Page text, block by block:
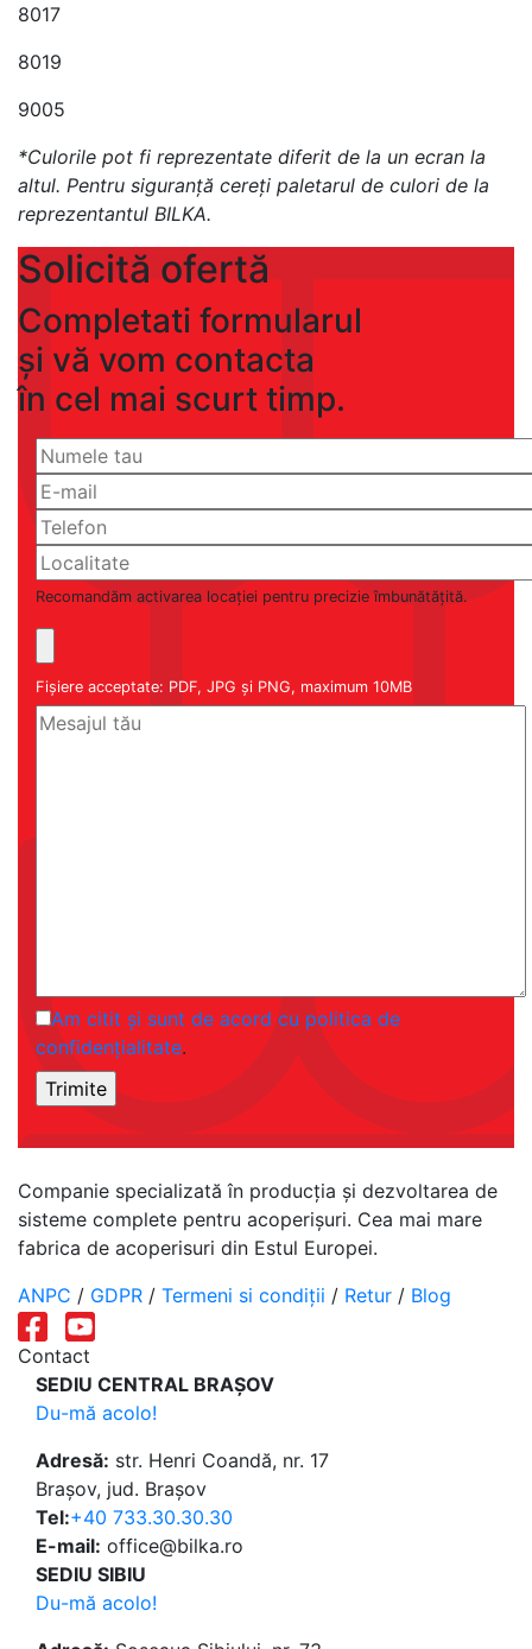
8017
8019
9005
*Culorile pot fi reprezentate diferit de la un ecran la
altul. Pentru siguranţă cereţi paletarul de culori de la
reprezentantul BILKA.
Solicită ofertă
Completati formularul
și vă vom contacta
în cel mai scurt timp.
Recomandăm activarea locației pentru precizie îmbunătățită.
Fișiere acceptate: PDF, JPG și PNG, maximum 10MB
Am citit și sunt de acord cu politica de
confidențialitate.
Companie specializată în producția și dezvoltarea de
sisteme complete pentru acoperișuri. Cea mai mare
fabrica de acoperisuri din Estul Europei.
ANPC / GDPR / Termeni si condiții / Retur / Blog
Contact
SEDIU CENTRAL BRAȘOV
Du-mă acolo!
Adresă: str. Henri Coandă, nr. 17
Brașov, jud. Brașov
Tel:+40 733.30.30.30
E-mail: office@bilka.ro
SEDIU SIBIU
Du-mă acolo!